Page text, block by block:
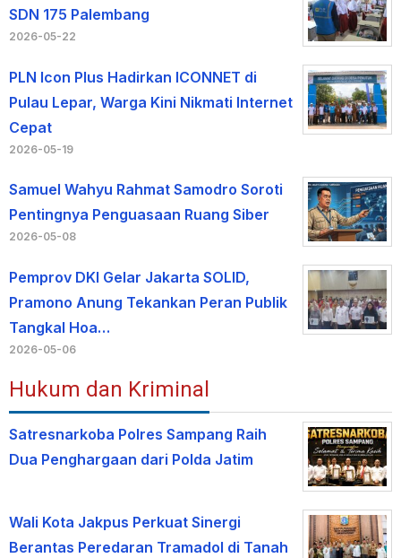
SDN 175 Palembang
2026-05-22
PLN Icon Plus Hadirkan ICONNET di
Pulau Lepar, Warga Kini Nikmati Internet
Cepat
2026-05-19
Samuel Wahyu Rahmat Samodro Soroti
Pentingnya Penguasaan Ruang Siber
2026-05-08
Pemprov DKI Gelar Jakarta SOLID,
Pramono Anung Tekankan Peran Publik
Tangkal Hoa…
2026-05-06
Hukum dan Kriminal
Satresnarkoba Polres Sampang Raih
Dua Penghargaan dari Polda Jatim
Wali Kota Jakpus Perkuat Sinergi
Berantas Peredaran Tramadol di Tanah